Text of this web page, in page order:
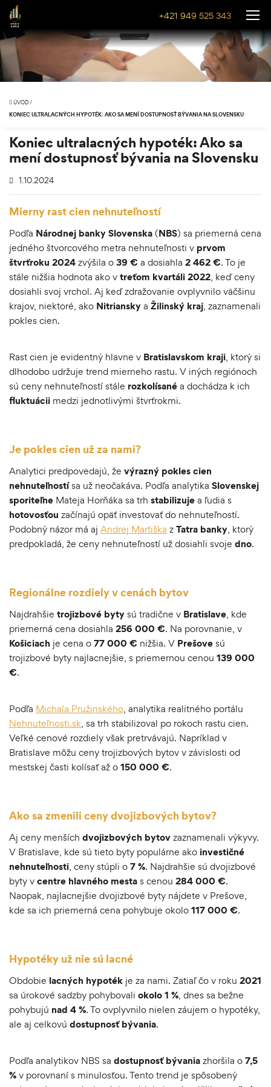
+421 949 525 343
ÚVOD /
KONIEC ULTRALACNÝCH HYPOTÉK: AKO SA MENÍ DOSTUPNOSŤ BÝVANIA NA SLOVENSKU
Koniec ultralacných hypoték: Ako sa
mení dostupnosť bývania na Slovensku
1.10.2024
Mierny rast cien nehnuteľností
Podľa Národnej banky Slovenska (NBS) sa priemerná cena
jedného štvorcového metra nehnuteľnosti v prvom
štvrťroku 2024 zvýšila o 39 € a dosiahla 2 462 €. To je
stále nižšia hodnota ako v treťom kvartáli 2022, keď ceny
dosiahli svoj vrchol. Aj keď zdražovanie ovplyvnilo väčšinu
krajov, niektoré, ako Nitriansky a Žilinský kraj, zaznamenali
pokles cien.
Rast cien je evidentný hlavne v Bratislavskom kraji, ktorý si
dlhodobo udržuje trend mierneho rastu. V iných regiónoch
sú ceny nehnuteľností stále rozkolísané a dochádza k ich
fluktuácii medzi jednotlivými štvrťrokmi.
Je pokles cien už za nami?
Analytici predpovedajú, že výrazný pokles cien
nehnuteľností sa už neočakáva. Podľa analytika Slovenskej
sporiteľne Mateja Horňáka sa trh stabilizuje a ľudia s
hotovosťou začínajú opäť investovať do nehnuteľností.
Podobný názor má aj Andrej Martiška z Tatra banky, ktorý
predpokladá, že ceny nehnuteľností už dosiahli svoje dno.
Regionálne rozdiely v cenách bytov
Najdrahšie trojizbové byty sú tradične v Bratislave, kde
priemerná cena dosiahla 256 000 €. Na porovnanie, v
Košiciach je cena o 77 000 € nižšia. V Prešove sú
trojizbové byty najlacnejšie, s priemernou cenou 139 000
€.
Podľa Michala Pružinského, analytika realitného portálu
Nehnuteľnosti.sk, sa trh stabilizoval po rokoch rastu cien.
Veľké cenové rozdiely však pretrvávajú. Napríklad v
Bratislave môžu ceny trojizbových bytov v závislosti od
mestskej časti kolísať až o 150 000 €.
Ako sa zmenili ceny dvojizbových bytov?
Aj ceny menších dvojizbových bytov zaznamenali výkyvy.
V Bratislave, kde sú tieto byty populárne ako investičné
nehnuteľnosti, ceny stúpli o 7 %. Najdrahšie sú dvojizbové
byty v centre hlavného mesta s cenou 284 000 €.
Naopak, najlacnejšie dvojizbové byty nájdete v Prešove,
kde sa ich priemerná cena pohybuje okolo 117 000 €.
Hypotéky už nie sú lacné
Obdobie lacných hypoték je za nami. Zatiaľ čo v roku 2021
sa úrokové sadzby pohybovali okolo 1 %, dnes sa bežne
pohybujú nad 4 %. To ovplyvnilo nielen záujem o hypotéky,
ale aj celkovú dostupnosť bývania.
Podľa analytikov NBS sa dostupnosť bývania zhoršila o 7,5
% v porovnaní s minulosťou. Tento trend je spôsobený